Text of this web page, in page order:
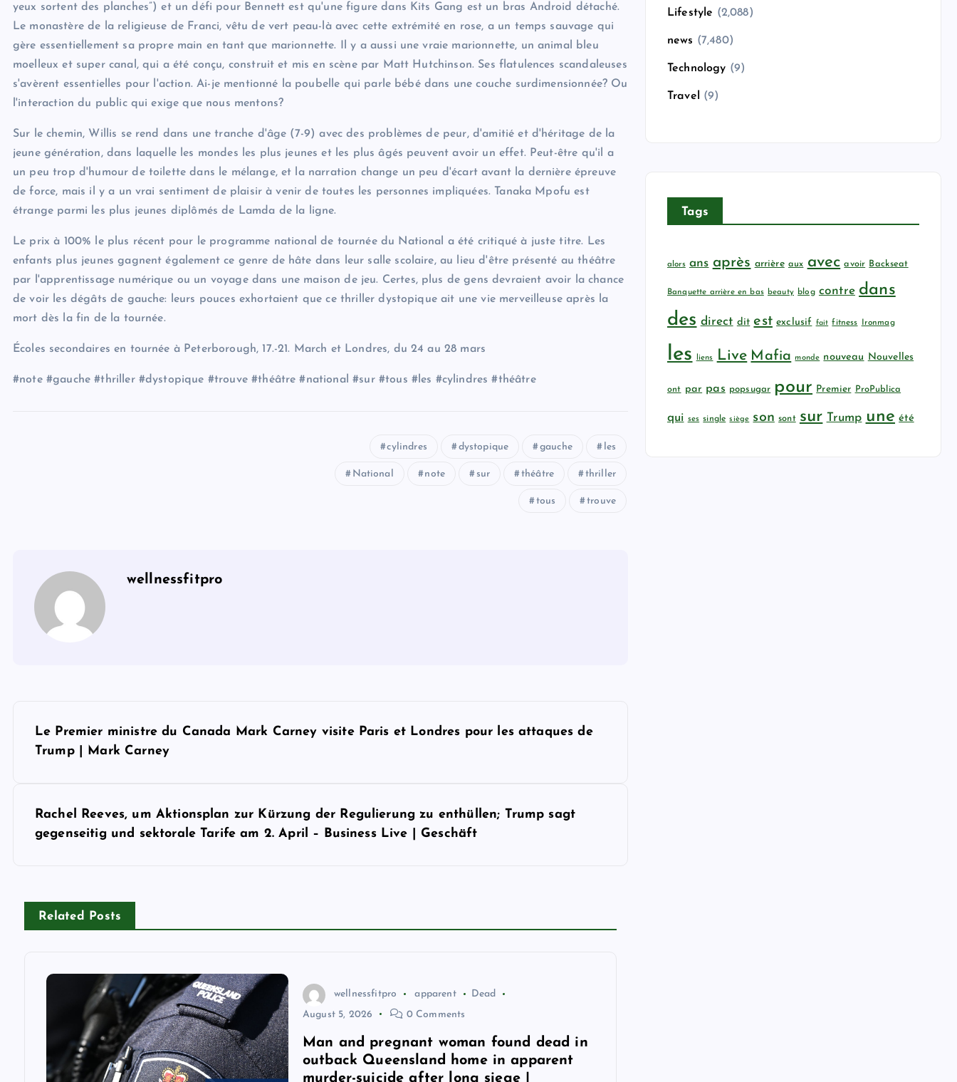
yeux sortent des planches”) et un défi pour Bennett est qu'une figure dans Kits Gang est un bras Android détaché.
Le monastère de la religieuse de Franci, vêtu de vert peau-là avec cette extrémité en rose, a un temps sauvage qui
gère essentiellement sa propre main en tant que marionnette. Il y a aussi une vraie marionnette, un animal bleu
moelleux et super canal, qui a été conçu, construit et mis en scène par Matt Hutchinson. Ses flatulences scandaleuses
s'avèrent essentielles pour l'action. Ai-je mentionné la poubelle qui parle bébé dans une couche surdimensionnée? Ou
l'interaction du public qui exige que nous mentons?
Sur le chemin, Willis se rend dans une tranche d'âge (7-9) avec des problèmes de peur, d'amitié et d'héritage de la
jeune génération, dans laquelle les mondes les plus jeunes et les plus âgés peuvent avoir un effet. Peut-être qu'il a
un peu trop d'humour de toilette dans le mélange, et la narration change un peu d'écart avant la dernière épreuve
de force, mais il y a un vrai sentiment de plaisir à venir de toutes les personnes impliquées. Tanaka Mpofu est
étrange parmi les plus jeunes diplômés de Lamda de la ligne.
Le prix à 100% le plus récent pour le programme national de tournée du National a été critiqué à juste titre. Les
enfants plus jeunes gagnent également ce genre de hâte dans leur salle scolaire, au lieu d'être présenté au théâtre
par l'apprentissage numérique ou un voyage dans une maison de jeu. Certes, plus de gens devraient avoir la chance
de voir les dégâts de gauche: leurs pouces exhortaient que ce thriller dystopique ait une vie merveilleuse après la
mort dès la fin de la tournée.
Écoles secondaires en tournée à Peterborough, 17.-21. March et Londres, du 24 au 28 mars
#note #gauche #thriller #dystopique #trouve #théâtre #national #sur #tous #les #cylindres #théâtre
cylindres dystopique gauche les
National note sur théâtre thriller
tous trouve
wellnessfitpro
Le Premier ministre du Canada Mark Carney visite Paris et Londres pour les attaques de
Trump | Mark Carney
Rachel Reeves, um Aktionsplan zur Kürzung der Regulierung zu enthüllen; Trump sagt
gegenseitig und sektorale Tarife am 2. April – Business Live | Geschäft
Related Posts
wellnessfitpro apparent
Dead
August 5, 2026
0 Comments
Man and pregnant woman found dead in
outback Queensland home in apparent
murder-suicide after long siege |
Lifestyle (2,088)
news (7,480)
Technology (9)
Travel (9)
Tags
alors ans après arrière aux avec avoir Backseat
Banquette arrière en bas beauty blog contre dans
des direct dit est exclusif fait fitness Ironmag
les liens Live Mafia monde nouveau Nouvelles
ont par pas popsugar pour Premier ProPublica
qui ses single siège son sont sur Trump une été